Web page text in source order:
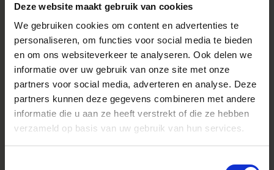
Deze website maakt gebruik van cookies
We gebruiken cookies om content en advertenties te
personaliseren, om functies voor social media te bieden
en om ons websiteverkeer te analyseren. Ook delen we
informatie over uw gebruik van onze site met onze
partners voor social media, adverteren en analyse. Deze
partners kunnen deze gegevens combineren met andere
informatie die u aan ze heeft verstrekt of die ze hebben
verzameld op basis van uw gebruik van hun services.
SPECIFICATIONS
EIGENSCHAPPEN
CONSTRUCTION
Specificaties
* All figures calculated by L-Mount.
Note: The L-Mount Trademark is a
registered Trademark of Leica
Product name includes "DG" when